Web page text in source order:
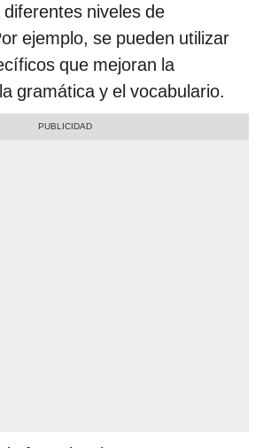
niveles de
ejemplo, se pueden utilizar
que mejoran la
gramática y el vocabulario.